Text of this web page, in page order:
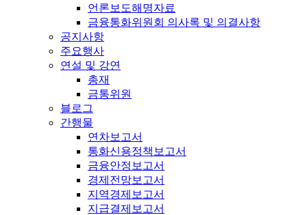
언론보도해명자료
금융통화위원회 의사록 및 의결사항
공지사항
주요행사
연설 및 강연
총재
금통위원
블로그
간행물
연차보고서
통화신용정책보고서
금융안정보고서
경제전망보고서
지역경제보고서
지급결제보고서